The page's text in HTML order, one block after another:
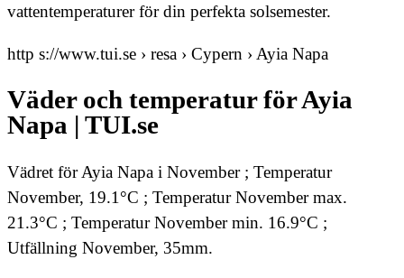
vattentemperaturer för din perfekta solsemester.
http s://www.tui.se › resa › Cypern › Ayia Napa
Väder och temperatur för Ayia
Napa | TUI.se
Vädret för Ayia Napa i November ; Temperatur
November, 19.1°C ; Temperatur November max.
21.3°C ; Temperatur November min. 16.9°C ;
Utfällning November, 35mm.